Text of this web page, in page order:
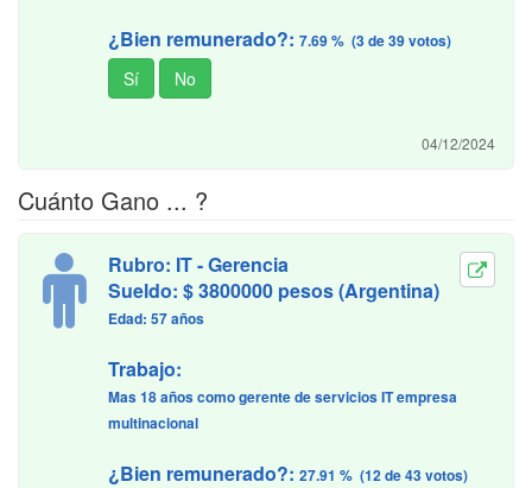
¿Bien remunerado?: 7.69 % (3 de 39 votos)
04/12/2024
Cuánto Gano ... ?
Rubro: IT - Gerencia
Sueldo: $ 3800000 pesos (Argentina)
Edad: 57 años
Trabajo:
Mas 18 años como gerente de servicios IT empresa
multinacional
¿Bien remunerado?: 27.91 % (12 de 43 votos)